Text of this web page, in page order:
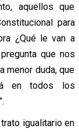
aquellos que
para
¿Qué le van a
que nos
menor duda, que
en todos los
igualitario en